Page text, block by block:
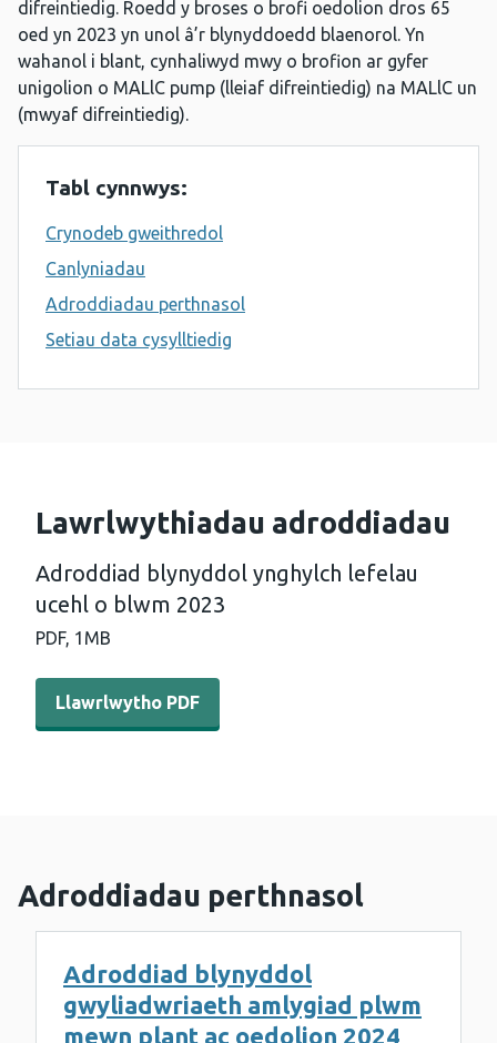
difreintiedig. Roedd y broses o brofi oedolion dros 65
oed yn 2023 yn unol â’r blynyddoedd blaenorol. Yn
wahanol i blant, cynhaliwyd mwy o brofion ar gyfer
unigolion o MALlC pump (lleiaf difreintiedig) na MALlC un
(mwyaf difreintiedig).
Tabl cynnwys:
Crynodeb gweithredol
Canlyniadau
Adroddiadau perthnasol
Setiau data cysylltiedig
Lawrlwythiadau adroddiadau
Adroddiad blynyddol ynghylch lefelau
ucehl o blwm 2023
PDF, 1MB
Llawrlwytho PDF - Adroddiad blynyddol ynghylch
Llawrlwytho PDF
Adroddiadau perthnasol
Adroddiad blynyddol
gwyliadwriaeth amlygiad plwm
mewn plant ac oedolion 2024